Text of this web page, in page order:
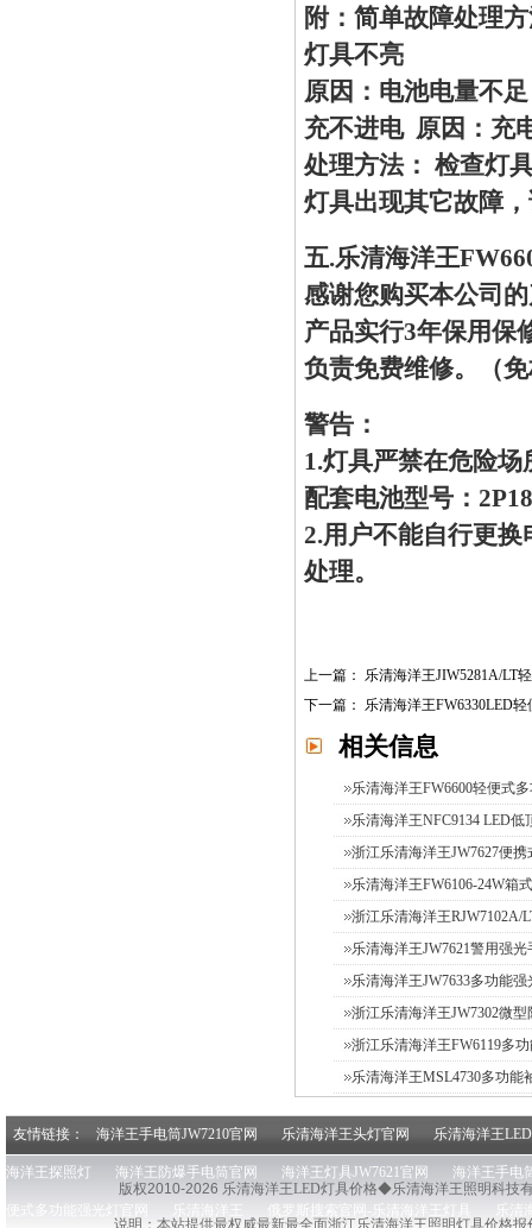
附：简单故障处理
灯具不亮
原因：电池电量不
充不进电 原因：充
处理方法： 检查灯
灯具出现其它故障
五.乐清海洋王
感谢您购买本公司
产品实行3年保用保
负责免费维修。（
警告：
1.灯具严禁在危险
配套电池型号：
2.用户不能自行更
处理。
上一篇：
乐清海洋王JIW5281A/LT
下一篇：
乐清海洋王FW6330LED
相关信息
乐清海洋王FW6600轻便式
乐清海洋王NFC9134 LED低
浙江乐清海洋王JW7627便
乐清海洋王FW6106-24W箱
浙江乐清海洋王RJW7102A/
乐清海洋王JW7621警用强
乐清海洋王JW7633多功能
浙江乐清海洋王JW7302微
浙江乐清海洋王FW6119多
乐清海洋王MSL4730多功能
友情链接： 海洋王手电筒JW7210官网 乐清海洋王头灯官网 乐清海洋王
海洋王探照灯 海洋王防爆手电筒官网 海洋王灯具JW7621官网 海洋王手电
便式多功能强光灯官网 乐清海洋王 俄罗斯搜索官网-乐清海洋王灯具 乐清
版权2010-2026 乐清海洋王LED灯具价格◆乐清海洋王照明科技
说明：本站提供最权威最新最全面浙江乐清海洋王照明灯具价格